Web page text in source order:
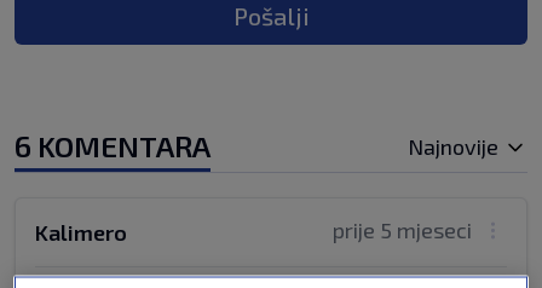
Pošalji
6 KOMENTARA Najnovije
prije 5 mjeseci
Kalimero